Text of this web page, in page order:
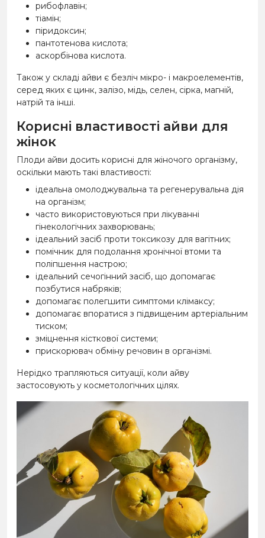
рибофлавін;
тіамін;
піридоксин;
пантотенова кислота;
аскорбінова кислота.
Також у складі айви є безліч мікро- і макроелементів,
серед яких є цинк, залізо, мідь, селен, сірка, магній,
натрій та інші.
Корисні властивості айви для
жінок
Плоди айви досить корисні для жіночого організму,
оскільки мають такі властивості:
ідеальна омолоджувальна та регенерувальна дія
на організм;
часто використовуються при лікуванні
гінекологічних захворювань;
ідеальний засіб проти токсикозу для вагітних;
помічник для подолання хронічної втоми та
поліпшення настрою;
ідеальний сечогінний засіб, що допомагає
позбутися набряків;
допомагає полегшити симптоми клімаксу;
допомагає впоратися з підвищеним артеріальним
тиском;
зміцнення кісткової системи;
прискорювач обміну речовин в організмі.
Нерідко трапляються ситуації, коли айву
застосовують у косметологічних цілях.